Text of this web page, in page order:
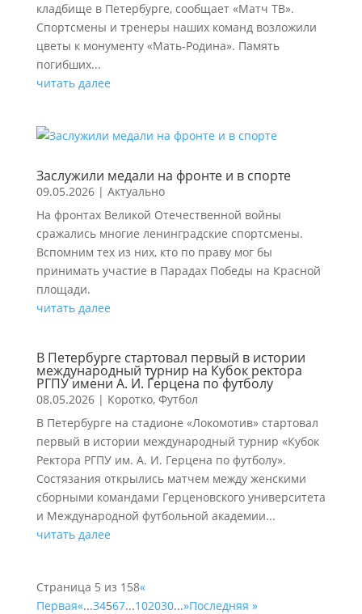
кладбище в Петербурге, сообщает «Матч ТВ».
Спортсмены и тренеры наших команд возложили
цветы к монументу «Мать‑Родина». Память
погибших...
читать далее
Заслужили медали на фронте и в спорте
09.05.2026| Актуально
На фронтах Великой Отечественной войны
сражались многие ленинградские спортсмены.
Вспомним тех из них, кто по праву мог бы
принимать участие в Парадах Победы на Красной
площади.
читать далее
В Петербурге стартовал первый в истории
международный турнир на Кубок ректора
РГПУ имени А. И. Герцена по футболу
08.05.2026| Коротко, Футбол
В Петербурге на стадионе «Локомотив» стартовал
первый в истории международный турнир «Кубок
Ректора РГПУ им. А. И. Герцена по футболу».
Состязания открылись матчем между женскими
сборными командами Герценовского университета
и Международной футбольной академии...
читать далее
Страница 5 из 158«
Первая«...34567...102030...»Последняя »